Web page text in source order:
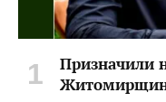
Призначили